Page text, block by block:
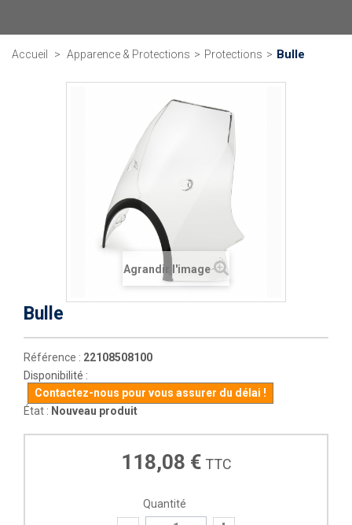
Accueil > Apparence & Protections > Protections > Bulle
Agrandir l'image
Bulle
Référence : 22108508100
Disponibilité :
Contactez-nous pour vous assurer du délai !
État : Nouveau produit
118,08 € TTC
Quantité